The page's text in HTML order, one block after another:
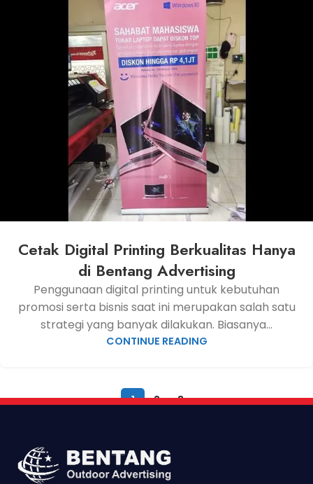
Cetak Digital Printing Berkualitas Hanya
di Bentang Advertising
Penggunaan digital printing untuk kebutuhan
promosi serta bisnis saat ini merupakan salah satu
strategi yang banyak dilakukan. Biasanya...
CONTINUE READING
1 2 3